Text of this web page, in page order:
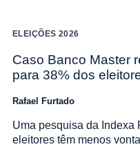
ELEIÇÕES 2026
Caso Banco Master
para 38% dos
Rafael Furtado
Uma pesquisa da Indexa
eleitores têm menos